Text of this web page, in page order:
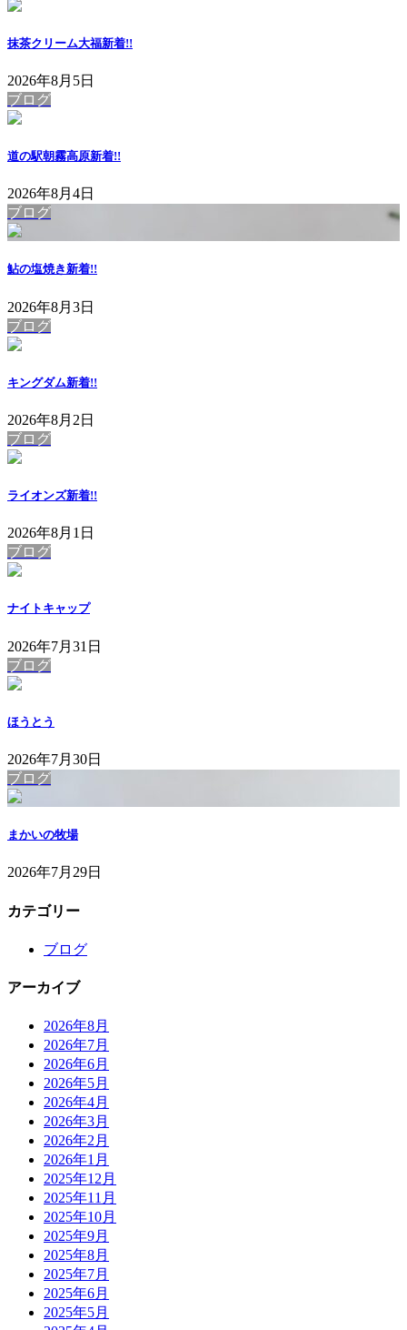
抹茶クリーム大福新着!!
2026年8月5日
ブログ
道の駅朝霧高原新着!!
2026年8月4日
ブログ
鮎の塩焼き新着!!
2026年8月3日
ブログ
キングダム新着!!
2026年8月2日
ブログ
ライオンズ新着!!
2026年8月1日
ブログ
ナイトキャップ
2026年7月31日
ブログ
ほうとう
2026年7月30日
ブログ
まかいの牧場
2026年7月29日
カテゴリー
ブログ
アーカイブ
2026年8月
2026年7月
2026年6月
2026年5月
2026年4月
2026年3月
2026年2月
2026年1月
2025年12月
2025年11月
2025年10月
2025年9月
2025年8月
2025年7月
2025年6月
2025年5月